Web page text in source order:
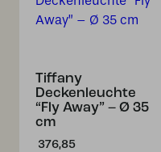
Tiffany
Deckenleuchte
“Fly Away” – Ø 35
cm
376,85